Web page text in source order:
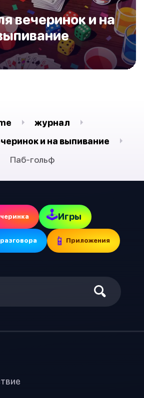
вечеринок и на
журнал
и на выпивание
Паб-гольф
🕹Игры
📱 Приложения